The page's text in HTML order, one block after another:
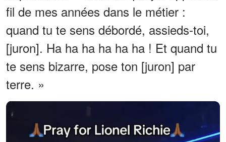
fil de mes années dans le métier :
quand tu te sens débordé, assieds-toi,
[juron]. Ha ha ha ha ha ha ! Et quand tu
te sens bizarre, pose ton [juron] par
terre. »